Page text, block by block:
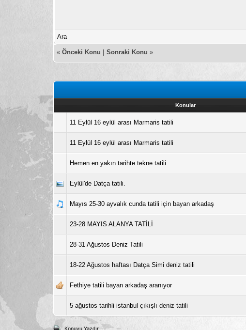
Ara
«Önceki Konu |Sonraki Konu »
Konular
11 Eylül 16 eylül arası Marmaris tatili
11 Eylül 16 eylül arası Marmaris tatili
Hemen en yakın tarihte tekne tatili
Eylül'de Datça tatili.
Mayıs 25-30 ayvalık cunda tatili için bayan arkadaş
23-28 MAYIS ALANYA TATİLİ
28-31 Ağustos Deniz Tatili
18-22 Ağustos haftası Datça Simi deniz tatili
Fethiye tatili bayan arkadaş aranıyor
5 ağustos tarihli istanbul çıkışlı deniz tatili
Konuyu Yazdır